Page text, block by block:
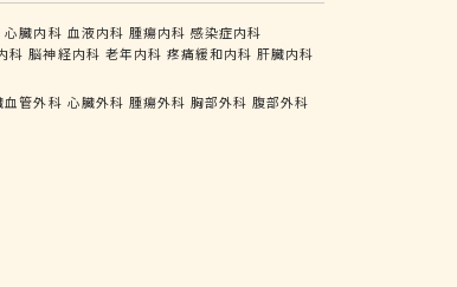
心臓内科 血液内科 腫瘍内科 感染症内科
科 脳神経内科 老年内科 疼痛緩和内科 肝臓内科
血管外科 心臓外科 腫瘍外科 胸部外科 腹部外科